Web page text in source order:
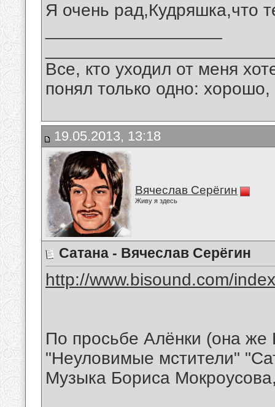
Я очень рад,Кудряшка,что
Все, кто уходил от меня
понял только одно:
19.05.2013, 13:18
Вячеслав Серёгин
Живу я здесь
Сатана - Вячеслав Серёгин
http://www.bisound.com/
По просьбе Алёнки (она же
"Неуловимые мстители"
Музыка Бориса